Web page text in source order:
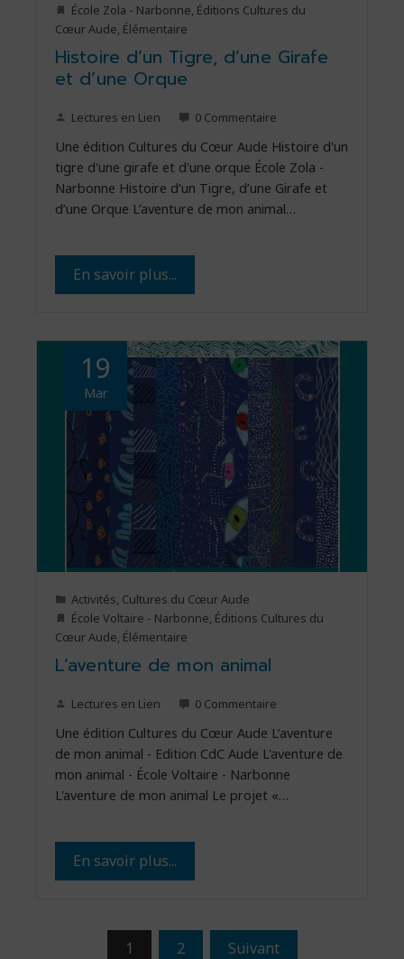
École Zola - Narbonne Éditions Cultures du
Cœur Aude Élémentaire
Histoire d’un Tigre, d’une Girafe
et d’une Orque
Lectures en Lien 0 Commentaire
Une édition Cultures du Cœur Aude Histoire d'un
tigre d'une girafe et d'une orque École Zola -
Narbonne Histoire d’un Tigre, d’une Girafe et
d’une Orque L’aventure de mon animal…
En savoir plus...
19
Mar
Activités, Cultures du Cœur Aude
École Voltaire - Narbonne, Éditions Cultures du
Cœur Aude, Élémentaire
L’aventure de mon animal
Lectures en Lien 0 Commentaire
Une édition Cultures du Cœur Aude L’aventure
de mon animal - Edition CdC Aude L'aventure de
mon animal - École Voltaire - Narbonne
L'aventure de mon animal Le projet «…
En savoir plus...
Pagination
1 2 Suivant